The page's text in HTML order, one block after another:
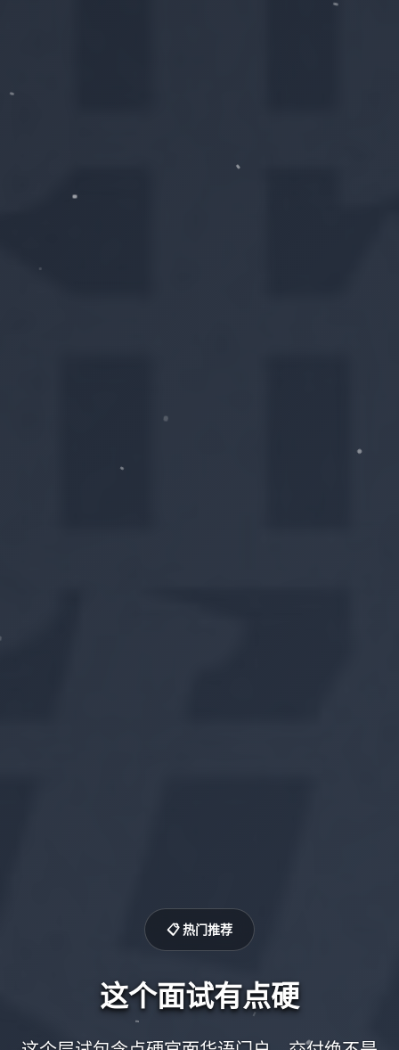
📋 热门推荐
这个面试有点硬